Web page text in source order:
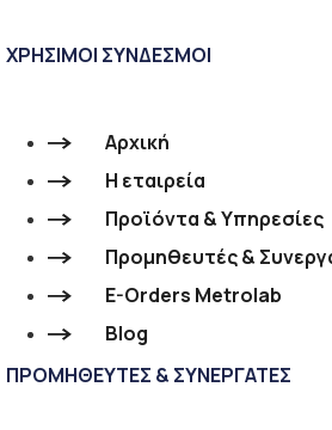
ΧΡΗΣΙΜΟΙ ΣΥΝΔΕΣΜΟΙ
Αρχική
Η εταιρεία
Προϊόντα & Υπηρεσίες
Προμηθευτές &
E-Orders Metrolab
Blog
ΠΡΟΜΗΘΕΥΤΕΣ & ΣΥΝΕΡΓΑΤΕΣ